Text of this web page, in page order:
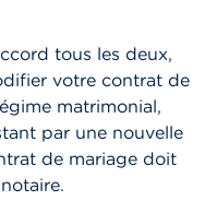
tous les deux,
votre contrat de
matrimonial,
par une nouvelle
de mariage doit